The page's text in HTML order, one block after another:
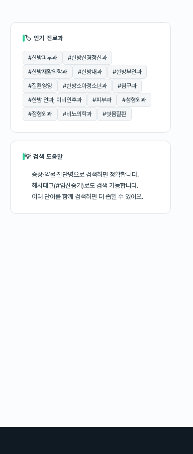
🏷 인기 진료과
#한방피부과 #한방신경정신과
#한방재활의학과 #한방내과 #한방부인과
#질환영양 #한방소아청소년과 #침구과
#한방 안과, 이비인후과 #피부과 #성형외과
#정형외과 #비뇨의학과 #잇몸질환
💡 검색 도움말
증상·약물·진단명으로 검색하면 정확합니다.
해시태그(#임신중기)로도 검색 가능합니다.
여러 단어를 함께 검색하면 더 좁힐 수 있어요.